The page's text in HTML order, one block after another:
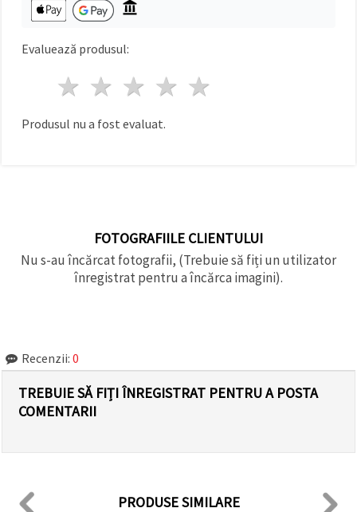
Evaluează produsul:
4 stele
3 stele
2 stele
1 stea
Produsul nu a fost evaluat.
FOTOGRAFIILE CLIENTULUI
Nu s-au încărcat fotografii, (Trebuie să fiți un utilizator
înregistrat pentru a încărca imagini).
Recenzii: 0
TREBUIE SĂ FIȚI ÎNREGISTRAT PENTRU A POSTA
COMENTARII
PRODUSE SIMILARE